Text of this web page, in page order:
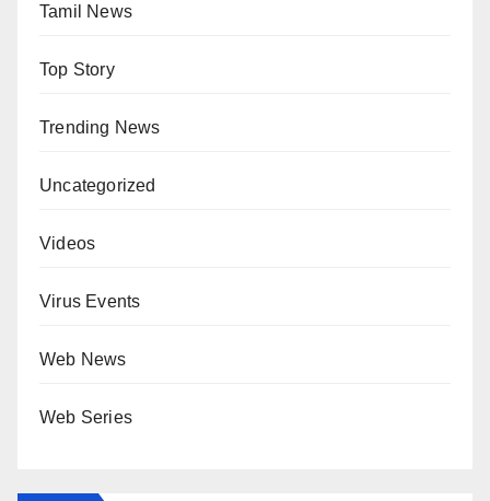
Tamil News
Top Story
Trending News
Uncategorized
Videos
Virus Events
Web News
Web Series